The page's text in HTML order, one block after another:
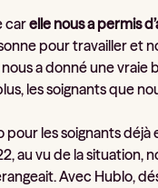
carelle nous a permis
pour travailler et
a donné une vraie
les soignants que
pour les soignants
au vu de la situation,
Avec Hublo,